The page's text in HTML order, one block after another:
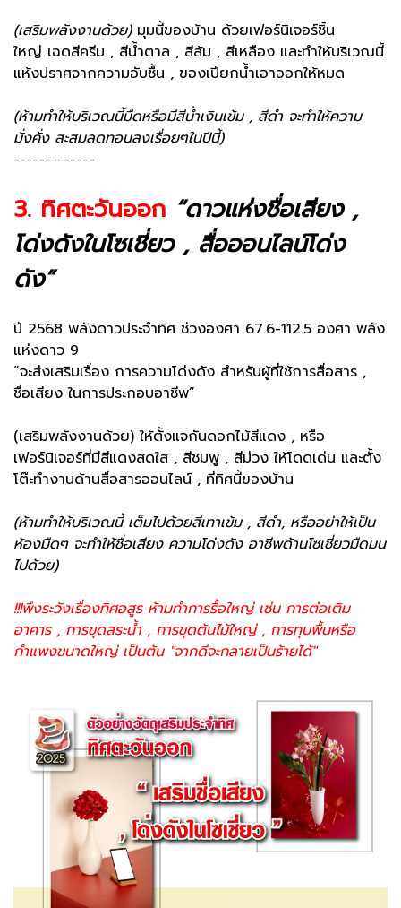
(เสริมพลังงานด้วย)มุมนี้ของบ้าน ด้วยเฟอร์นิเจอร์ชิ้น
ใหญ่ เฉดสีครีม , สีน้ำตาล , สีส้ม , สีเหลือง และทำให้บริเวณนี้
แห้งปราศจากความอับชื้น , ของเปียกน้ำเอาออกให้หมด
(ห้ามทำให้บริเวณนี้มืดหรือมีสีน้ำเงินเข้ม , สีดำ จะทำให้ความ
มั่งคั่ง สะสมลดทอนลงเรื่อยๆในปีนี้)
-------------
3. ทิศตะวันออก “ดาวแห่งชื่อเสียง ,
โด่งดังในโซเชี่ยว , สื่อออนไลน์โด่ง
ดัง”
ปี 2568 พลังดาวประจำทิศ ช่วงองศา 67.6-112.5 องศา พลัง
แห่งดาว 9
”จะส่งเสริมเรื่อง การความโด่งดัง สำหรับผู้ที่ใช้การสื่อสาร ,
ชื่อเสียง ในการประกอบอาชีพ”
(เสริมพลังงานด้วย) ให้ตั้งแจกันดอกไม้สีแดง , หรือ
เฟอร์นิเจอร์ที่มีสีแดงสดใส , สีชมพู , สีม่วง ให้โดดเด่น และตั้ง
โต๊ะทำงานด้านสื่อสารออนไลน์ , ที่ทิศนี้ของบ้าน
(ห้ามทำให้บริเวณนี้ เต็มไปด้วยสีเทาเข้ม , สีดำ, หรืออย่าให้เป็น
ห้องมืดๆ จะทำให้ชื่อเสียง ความโด่งดัง อาชีพด้านโซเชี่ยวมืดมน
ไปด้วย)
!!!พึงระวังเรื่องทิศอสูร ห้ามทำการรื้อใหญ่ เช่น การต่อเติม
อาคาร , การขุดสระน้ำ , การขุดต้นไม้ใหญ่ , การทุบพื้นหรือ
กำแพงขนาดใหญ่ เป็นต้น "จากดีจะกลายเป็นร้ายได้"